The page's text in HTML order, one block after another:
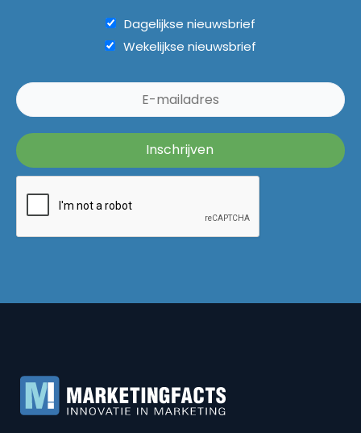
Dagelijkse nieuwsbrief
Wekelijkse nieuwsbrief